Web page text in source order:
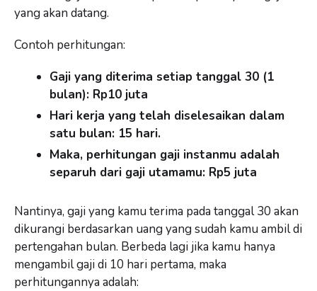
yang akan datang.
Contoh perhitungan:
Gaji yang diterima setiap tanggal 30 (1
bulan): Rp10 juta
Hari kerja yang telah diselesaikan dalam
satu bulan: 15 hari.
Maka, perhitungan gaji instanmu adalah
separuh dari gaji utamamu: Rp5 juta
Nantinya, gaji yang kamu terima pada tanggal 30 akan
dikurangi berdasarkan uang yang sudah kamu ambil di
pertengahan bulan. Berbeda lagi jika kamu hanya
mengambil gaji di 10 hari pertama, maka
perhitungannya adalah: